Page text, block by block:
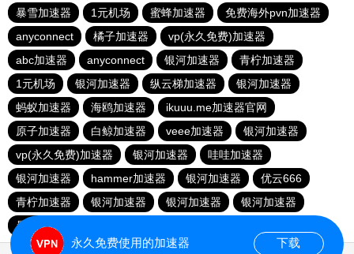
暴雪加速器
1元机场 蜜蜂加速器
免费海外pvn加速器
anyconnect
橘子加速器
vp(永久免费)加速器
abc加速器
anyconnect 银河加速器
青柠加速器
1元机场
银河加速器 纵云梯加速器
银河加速器
蚂蚁加速器
海鸥加速器
ikuuu.me加速器官网
原子加速器
白鲸加速器 veee加速器
银河加速器
vp(永久免费)加速器
银河加速器
哇哇加速器
银河加速器
hammer加速器 银河加速器
优云666
青柠加速器
银河加速器 银河加速器
银河加速器
暴雪加速器
永久免费使用的加速器 下载